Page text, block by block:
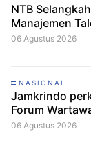
NTB
Manajemen
06 Agustus 2026
NASIONAL
Jamkrindo
Forum
06 Agustus 2026